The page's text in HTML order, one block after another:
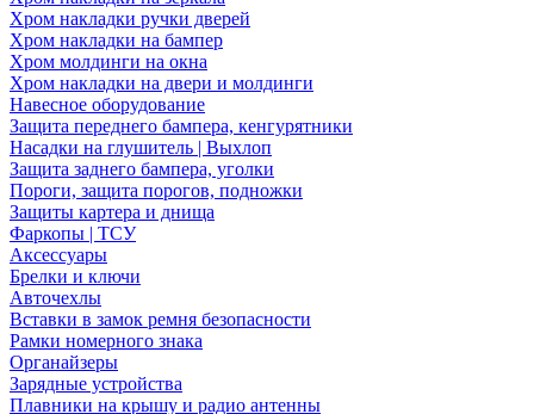
Хром накладки ручки дверей
Хром накладки на бампер
Хром молдинги на окна
Хром накладки на двери и молдинги
Навесное оборудование
Защита переднего бампера, кенгурятники
Насадки на глушитель | Выхлоп
Защита заднего бампера, уголки
Пороги, защита порогов, подножки
Защиты картера и днища
Фаркопы | ТСУ
Аксессуары
Брелки и ключи
Авточехлы
Вставки в замок ремня безопасности
Рамки номерного знака
Органайзеры
Зарядные устройства
Плавники на крышу и радио антенны